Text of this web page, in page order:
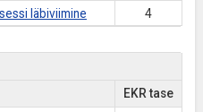
läbiviimine 4
EKR tase